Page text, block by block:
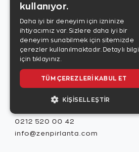
Özel Günler
Bilgilerim
Son sayıyı
0212 520 00 42
info@zenpirlanta.com
kullanıyor.
Daha iyi bir deneyim için izninize
ihtiyacımız var. Sizlere daha iyi bir
deneyim sunabilmek için sitemizde
çerezler kullanılmaktadır. Detaylı bilgi
için tıklayınız.
TÜM ÇEREZLERI KABUL ET
KIŞISELLEŞTIR